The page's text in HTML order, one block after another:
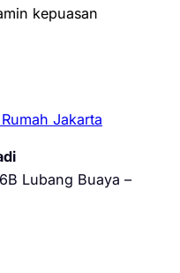
kepuasan
Jakarta
Lubang Buaya –